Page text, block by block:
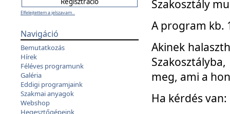
Elfelejtettem a jelszavam...
Navigáció
Bemutatkozás
Hírek
Féléves programunk
Galéria
Eddigi programjaink
Szakmai anyagok
Webshop
Hegesztőgépeink
Szakosztály
A program kb.
Akinek
meg, ami a
Ha kérdés